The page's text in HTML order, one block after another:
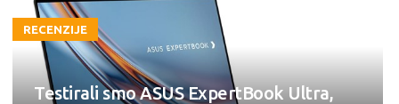
RECENZIJE
Testirali smo ASUS ExpertBook Ultra,